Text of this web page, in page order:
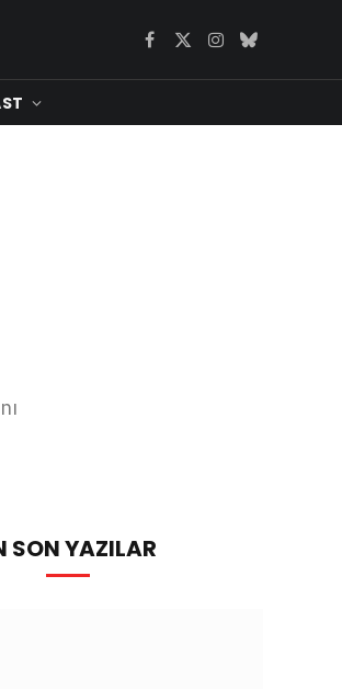
Facebook
X
Instagram
Bluesky
SON YAZILAR